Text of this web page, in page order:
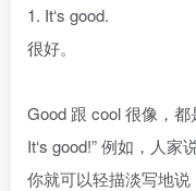
1. It‘s good.
很好。
Good 跟 cool 很像，
It‘s good!” 例如，人家
你就可以轻描淡写地说